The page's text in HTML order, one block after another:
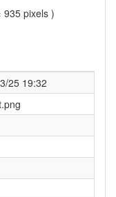
935 pixels )
25 19:32